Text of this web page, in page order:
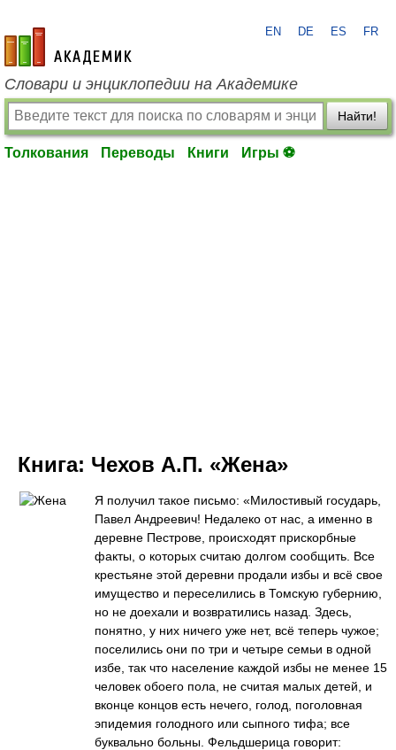
academic.ru
EN DE ES FR
Словари и энциклопедии на Академике
Найти!
Толкования Переводы Книги Игры ⚽
Книга: Чехов А.П. «Жена»
Я получил такое письмо: «Милостивый государь,
Павел Андреевич! Недалеко от нас, а именно в
деревне Пестрове, происходят прискорбные
факты, о которых считаю долгом сообщить. Все
крестьяне этой деревни продали избы и всё свое
имущество и переселились в Томскую губернию,
но не доехали и возвратились назад. Здесь,
понятно, у них ничего уже нет, всё теперь чужое;
поселились они по три и четыре семьи в одной
избе, так что население каждой избы не менее 15
человек обоего пола, не считая малых детей, и
вконце концов есть нечего, голод, поголовная
эпидемия голодного или сыпного тифа; все
буквально больны. Фельдшерица говорит: